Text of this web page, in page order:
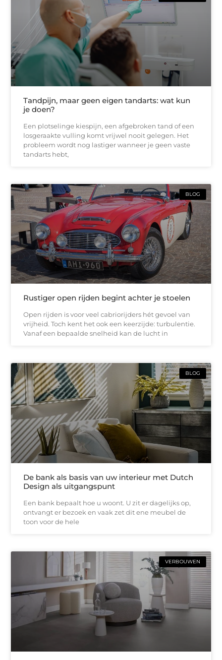
Tandpijn, maar geen eigen tandarts: wat kun
je doen?
Een plotselinge kiespijn, een afgebroken tand of een
losgeraakte vulling komt vrijwel nooit gelegen. Het
probleem wordt nog lastiger wanneer je geen vaste
tandarts hebt,
BLOG
Rustiger open rijden begint achter je stoelen
Open rijden is voor veel cabriorijders hét gevoel van
vrijheid. Toch kent het ook een keerzijde: turbulentie.
Vanaf een bepaalde snelheid kan de lucht in
BLOG
De bank als basis van uw interieur met Dutch
Design als uitgangspunt
Een bank bepaalt hoe u woont. U zit er dagelijks op,
ontvangt er bezoek en vaak zet dit ene meubel de
toon voor de hele
VERBOUWEN